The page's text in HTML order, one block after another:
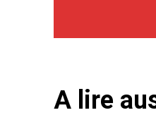
A lire